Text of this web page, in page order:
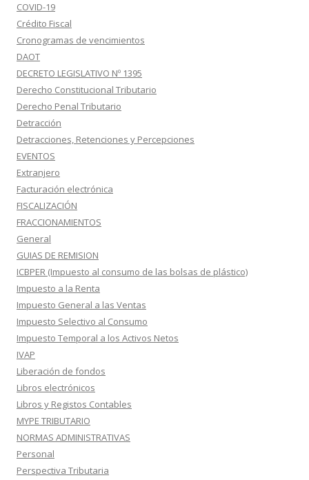
COVID-19
Crédito Fiscal
Cronogramas de vencimientos
DAOT
DECRETO LEGISLATIVO Nº 1395
Derecho Constitucional Tributario
Derecho Penal Tributario
Detracción
Detracciones, Retenciones y Percepciones
EVENTOS
Extranjero
Facturación electrónica
FISCALIZACIÓN
FRACCIONAMIENTOS
General
GUIAS DE REMISION
ICBPER (Impuesto al consumo de las bolsas de plástico)
Impuesto a la Renta
Impuesto General a las Ventas
Impuesto Selectivo al Consumo
Impuesto Temporal a los Activos Netos
IVAP
Liberación de fondos
Libros electrónicos
Libros y Registos Contables
MYPE TRIBUTARIO
NORMAS ADMINISTRATIVAS
Personal
Perspectiva Tributaria